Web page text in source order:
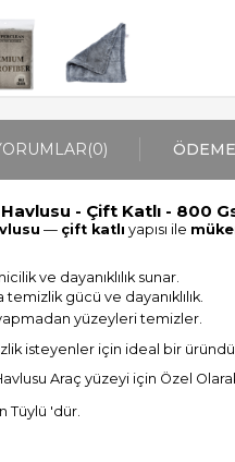
(0)
- Çift Katlı - 800
— çift katlı yapısı ile
ve dayanıklılık sunar.
gücü ve dayanıklılık.
yüzeyleri temizler.
isteyenler için ideal bir
Araç yüzeyi için Özel
Tüylü 'dür.